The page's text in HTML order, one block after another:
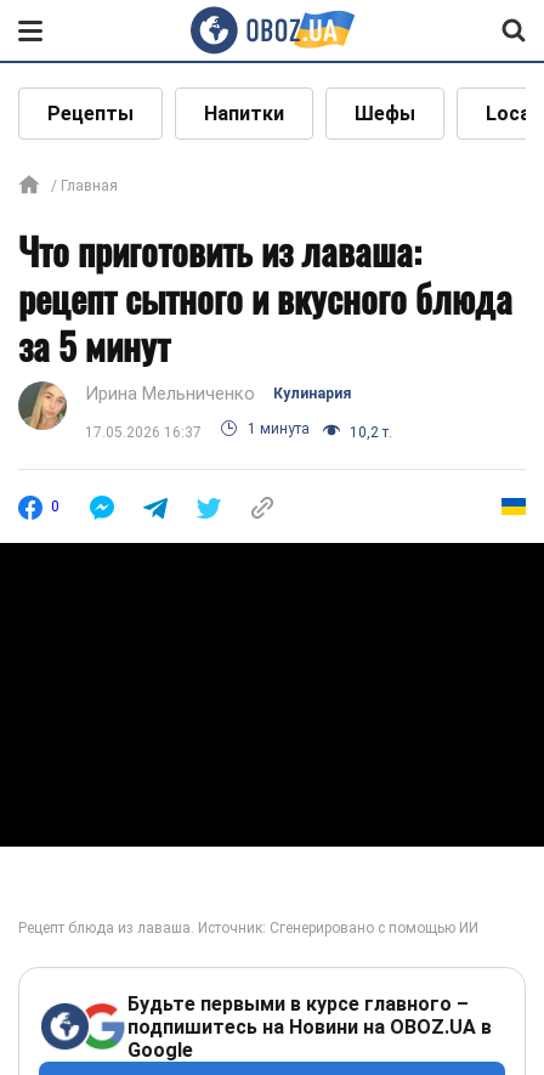
Рецепты Напитки Шефы Local
Главная
Что приготовить из лаваша:
рецепт сытного и вкусного блюда
за 5 минут
Ирина Мельниченко Кулинария
17.05.2026 16:37 1 минута 10,2 т.
0
Будьте первыми в курсе главного –
подпишитесь на Новини на OBOZ.UA в
Google